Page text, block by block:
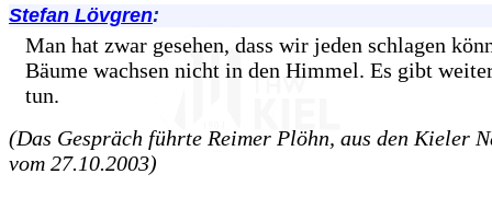
Stefan Lövgren:
Man hat zwar gesehen, dass wir jeden schlagen
Bäume wachsen nicht in den Himmel. Es gibt
tun.
(Das Gespräch führte Reimer Plöhn, aus den Kieler
vom 27.10.2003)